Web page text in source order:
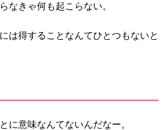
なきゃ何も起こらない。
は得することなんてひとつもないと
に意味なんてないんだなー。